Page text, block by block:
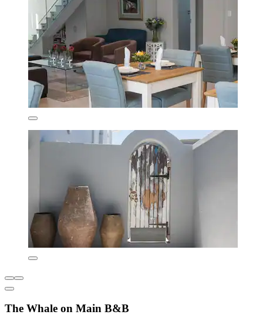
The Whale on Main B&B